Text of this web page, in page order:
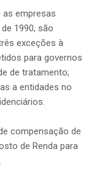
as empresas
1990, são
exceções à
para governos
de tratamento;
a entidades no
compensação de
de Renda para